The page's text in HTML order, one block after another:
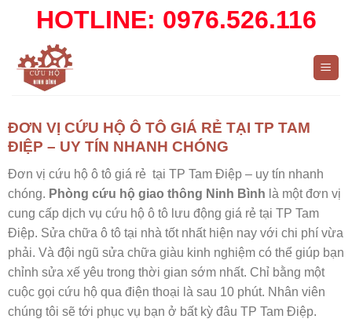
HOTLINE: 0976.526.116
ĐƠN VỊ CỨU HỘ Ô TÔ GIÁ RẺ TẠI TP TAM
ĐIỆP – UY TÍN NHANH CHÓNG
Đơn vị cứu hộ ô tô giá rẻ tại TP Tam Điệp – uy tín nhanh
chóng. Phòng cứu hộ giao thông Ninh Bình là một đơn vị
cung cấp dịch vụ cứu hộ ô tô lưu động giá rẻ tại TP Tam
Điệp. Sửa chữa ô tô tại nhà tốt nhất hiện nay với chi phí vừa
phải. Và đội ngũ sửa chữa giàu kinh nghiệm có thể giúp bạn
chỉnh sửa xế yêu trong thời gian sớm nhất. Chỉ bằng một
cuộc gọi cứu hộ qua điện thoại là sau 10 phút. Nhân viên
chúng tôi sẽ tới phục vụ bạn ở bất kỳ đâu TP Tam Điệp.